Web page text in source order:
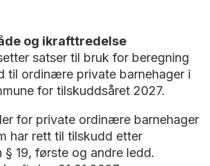
og ikrafttredelse
satser til bruk for beregning
til ordinære private barnehager i
for tilskuddsåret 2027.
for private ordinære barnehager
har rett til tilskudd etter
§ 19, første og andre ledd.